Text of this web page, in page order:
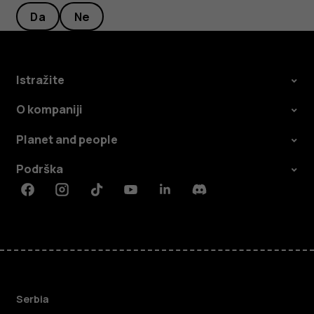
Da Ne
Istražite
O kompaniji
Planet and people
Podrška
FacebookInstagramTiktokYoutubeLinkedinDiscord
Serbia